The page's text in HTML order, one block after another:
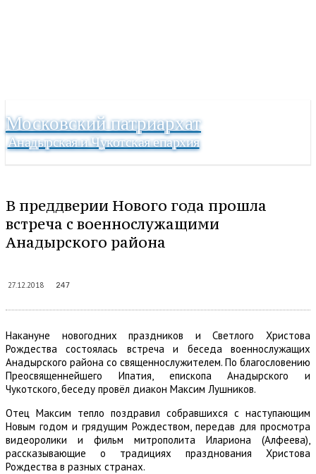
Московский патриархат
Анадырская и Чукотская епархия
В преддверии Нового года прошла
встреча с военнослужащими
Анадырского района
27.12.2018 247
Накануне новогодних праздников и Светлого Христова
Рождества состоялась встреча и беседа военнослужащих
Анадырского района со священнослужителем. По благословению
Преосвященнейшего Ипатия, епископа Анадырского и
Чукотского, беседу провёл диакон Максим Лушников.
Отец Максим тепло поздравил собравшихся с наступающим
Новым годом и грядущим Рождеством, передав для просмотра
видеоролики и фильм митрополита Илариона (Алфеева),
рассказывающие о традициях празднования Христова
Рождества в разных странах.